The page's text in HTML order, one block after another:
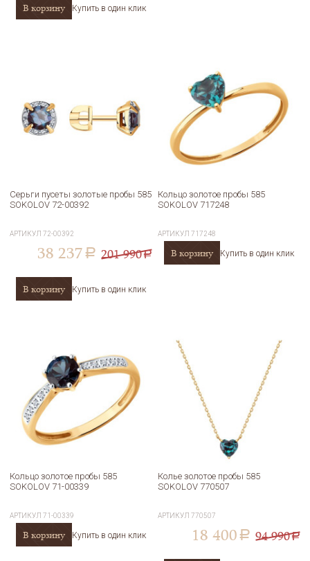
В корзину Купить в один клик
Серьги пусеты золотые пробы 585
SOKOLOV 72-00392
АРТИКУЛ 72-00392
38 237 a 201 990a
В корзину Купить в один клик
Кольцо золотое пробы 585
SOKOLOV 717248
АРТИКУЛ 717248
В корзину Купить в один клик
Кольцо золотое пробы 585
SOKOLOV 71-00339
АРТИКУЛ71-00339
В корзину Купить в один клик
Колье золотое пробы 585
SOKOLOV 770507
АРТИКУЛ770507
18 400 a 94 990a